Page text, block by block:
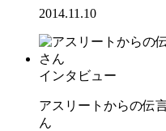
2014.11.10
インタビュー
アスリートからの伝
ん